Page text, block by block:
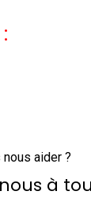
aider ?
à